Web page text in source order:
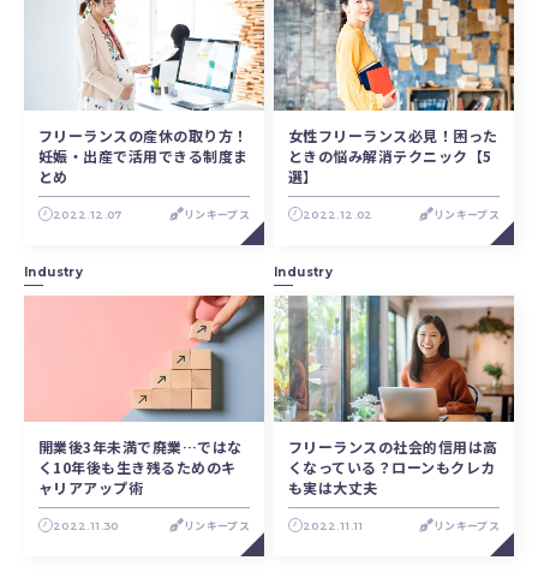
フリーランスの産休の取り方！
妊娠・出産で活用できる制度ま
とめ
2022.12.07 リンキープス
女性フリーランス必見！困った
ときの悩み解消テクニック【5
選】
2022.12.02 リンキープス
Industry
開業後3年未満で廃業…ではな
く10年後も生き残るためのキ
ャリアアップ術
2022.11.30 リンキープス
Industry
フリーランスの社会的信用は高
くなっている？ローンもクレカ
も実は大丈夫
2022.11.11 リンキープス